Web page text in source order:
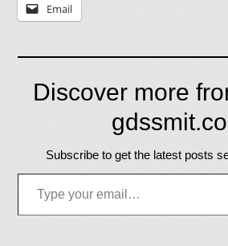
Email
Discover more
Subscribe to get the latest posts
Type your email…